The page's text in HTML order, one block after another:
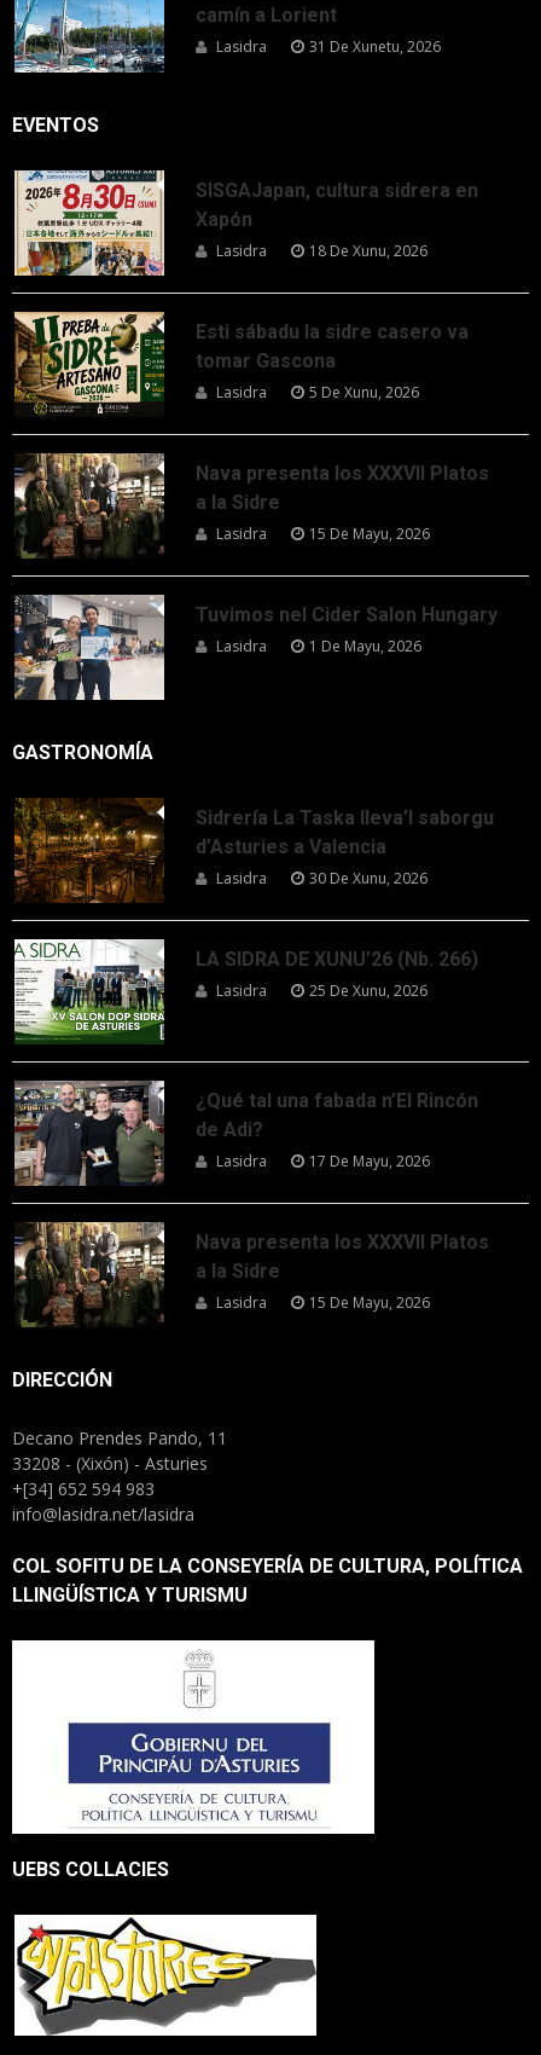
camín a Lorient
Lasidra 31 De Xunetu, 2026
EVENTOS
SISGAJapan, cultura sidrera en
Xapón
Lasidra 18 De Xunu, 2026
Esti sábadu la sidre casero va
tomar Gascona
Lasidra 5 De Xunu, 2026
Nava presenta los XXXVII Platos
a la Sidre
Lasidra 15 De Mayu, 2026
Tuvimos nel Cider Salon Hungary
Lasidra 1 De Mayu, 2026
GASTRONOMÍA
Sidrería La Taska lleva’l saborgu
d’Asturies a Valencia
Lasidra 30 De Xunu, 2026
LA SIDRA DE XUNU’26 (Nb. 266)
Lasidra 25 De Xunu, 2026
¿Qué tal una fabada n’El Rincón
de Adi?
Lasidra 17 De Mayu, 2026
Nava presenta los XXXVII Platos
a la Sidre
Lasidra 15 De Mayu, 2026
DIRECCIÓN
Decano Prendes Pando, 11
33208 - (Xixón) - Asturies
+[34] 652 594 983
info@lasidra.net/lasidra
COL SOFITU DE LA CONSEYERÍA DE CULTURA, POLÍTICA
LLINGÜÍSTICA Y TURISMU
UEBS COLLACIES